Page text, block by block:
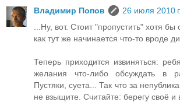
Владимир Попов
26 июля 2010
...Ну, вот. Стоит "пропустить" хотя
как тут же начинается что-то вроде
Теперь приходится извиняться:
желания что-либо обсуждать в
Пустяки, суета... Так что за
не взыщите. Считайте: берегу своё и